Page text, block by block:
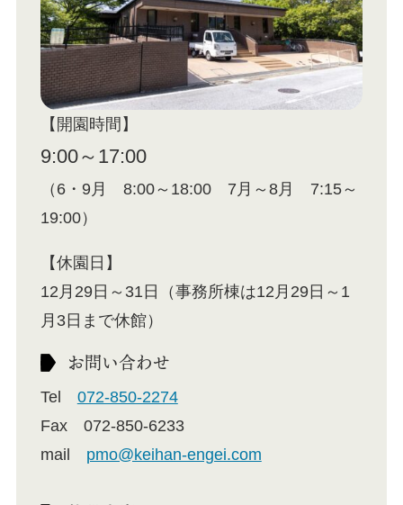
【開園時間】
9:00～17:00
（6・9月 8:00～18:00 7月～8月 7:15～
19:00）
【休園日】
12月29日～31日（事務所棟は12月29日～1
月3日まで休館）
お問い合わせ
Tel 072-850-2274
Fax 072-850-6233
mail pmo@keihan-engei.com